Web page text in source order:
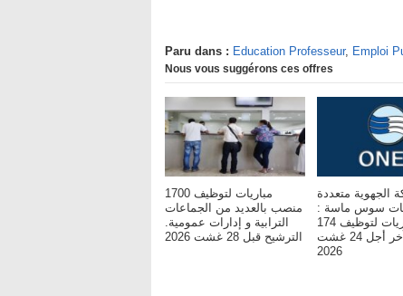
Paru dans : Education Professeur, Emploi
Nous vous suggérons ces offres
مباريات لتوظيف 1700
منصب بالعديد من الجماعات
الترابية و إدارات عمومية.
الترشيح قبل 28 غشت 2026
الجهوية متعددة
سوس ماسة :
مباريات لتوظيف 174
مناصب. آخر أجل 24 غشت
2026